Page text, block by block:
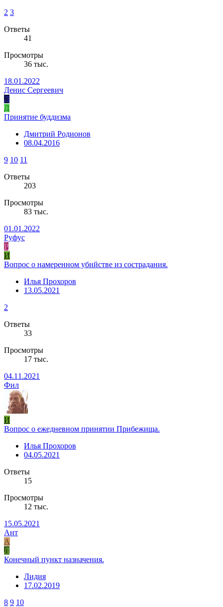
2 3
Ответы
41
Просмотры
36 тыс.
18.01.2022
Денис Сергеевич
Д
Д
Принятие буддизма
Дмитрий Родионов
08.04.2016
9 10 11
Ответы
203
Просмотры
83 тыс.
01.01.2022
Руфус
Р
И
Вопрос о намеренном убийстве из сострадания.
Илья Прохоров
13.05.2021
2
Ответы
33
Просмотры
17 тыс.
04.11.2021
Фил
И
Вопрос о ежедневном принятии Прибежища.
Илья Прохоров
04.05.2021
Ответы
15
Просмотры
12 тыс.
15.05.2021
Ант
А
Л
Конечный пункт назначения.
Лидия
17.02.2019
8 9 10